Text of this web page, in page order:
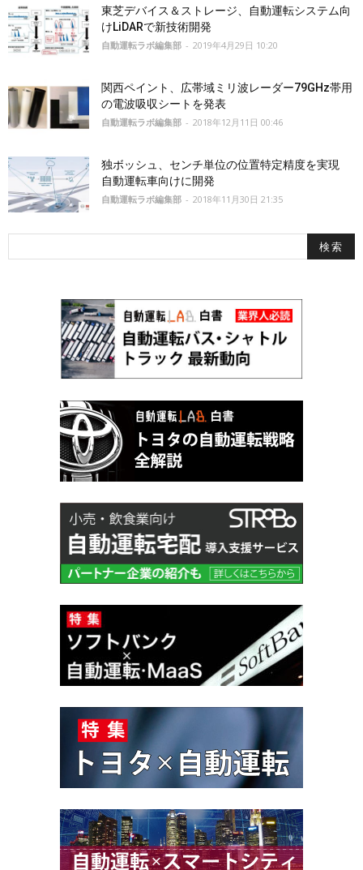
東芝デバイス＆ストレージ、自動運転システム向
けLiDARで新技術開発
自動運転ラボ編集部 - 2019年4月29日 10:20
関西ペイント、広帯域ミリ波レーダー79GHz帯用
の電波吸収シートを発表
自動運転ラボ編集部 - 2018年12月11日 00:46
独ボッシュ、センチ単位の位置特定精度を実現
自動運転車向けに開発
自動運転ラボ編集部 - 2018年11月30日 21:35